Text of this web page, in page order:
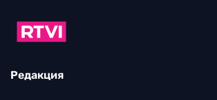
Редакция